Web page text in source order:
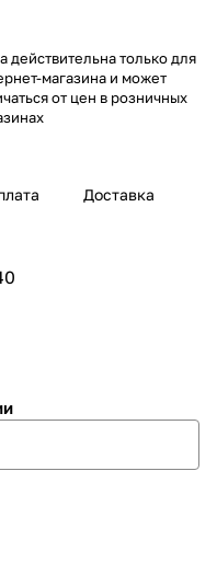
действительна только для
магазина и может
от цен в розничных
Доставка